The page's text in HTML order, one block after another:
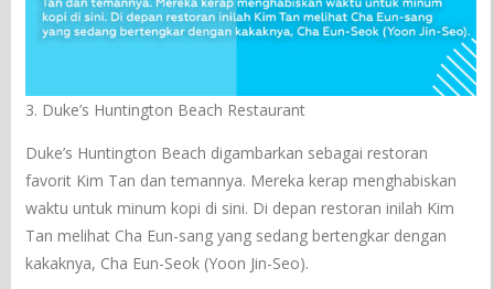
3. Duke’s Huntington Beach Restaurant
Duke’s Huntington Beach digambarkan sebagai restoran
favorit Kim Tan dan temannya. Mereka kerap menghabiskan
waktu untuk minum kopi di sini. Di depan restoran inilah Kim
Tan melihat Cha Eun-sang yang sedang bertengkar dengan
kakaknya, Cha Eun-Seok (Yoon Jin-Seo).